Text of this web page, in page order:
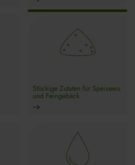
Stückige Zutaten für Speiseeis
und Feingebäck